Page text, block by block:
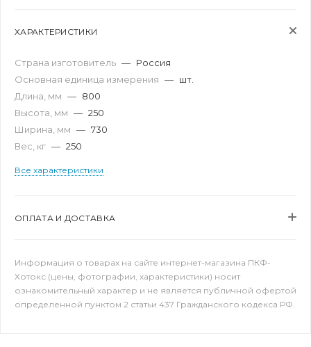
ХАРАКТЕРИСТИКИ
Страна изготовитель — Россия
Основная единица измерения — шт.
Длина, мм — 800
Высота, мм — 250
Ширина, мм — 730
Вес, кг — 250
Все характеристики
ОПЛАТА И ДОСТАВКА
Информация о товарах на сайте интернет-магазина ПКФ-
Хотокс (цены, фотографии, характеристики) носит
ознакомительный характер и не является публичной офертой
определенной пунктом 2 статьи 437 Гражданского кодекса РФ.